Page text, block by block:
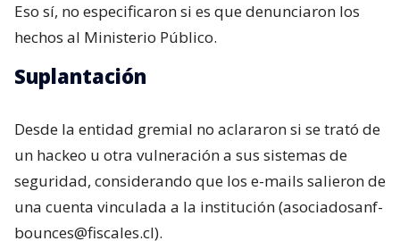
Eso sí, no especificaron si es que denunciaron los
hechos al Ministerio Público.
Suplantación
Desde la entidad gremial no aclararon si se trató de
un hackeo u otra vulneración a sus sistemas de
seguridad, considerando que los e-mails salieron de
una cuenta vinculada a la institución (asociadosanf-
bounces@fiscales.cl).